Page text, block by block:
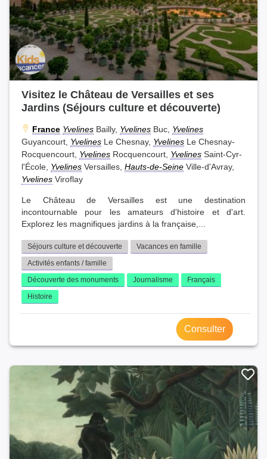
Visitez le Château de Versailles et ses
Jardins (Séjours culture et découverte)
France Yvelines Bailly, Yvelines Buc, Yvelines
Guyancourt, Yvelines Le Chesnay, Yvelines Le Chesnay-
Rocquencourt, Yvelines Rocquencourt, Yvelines Saint-Cyr-
l'École, Yvelines Versailles, Hauts-de-Seine Ville-d'Avray,
Yvelines Viroflay
Le Château de Versailles est une destination
incontournable pour les amateurs d'histoire et d'art.
Explorez les magnifiques jardins à la française,...
Séjours culture et découverte
Vacances en famille
Activités enfants / famille
Découverte des monuments
Journalisme
Français
Histoire
Consulter